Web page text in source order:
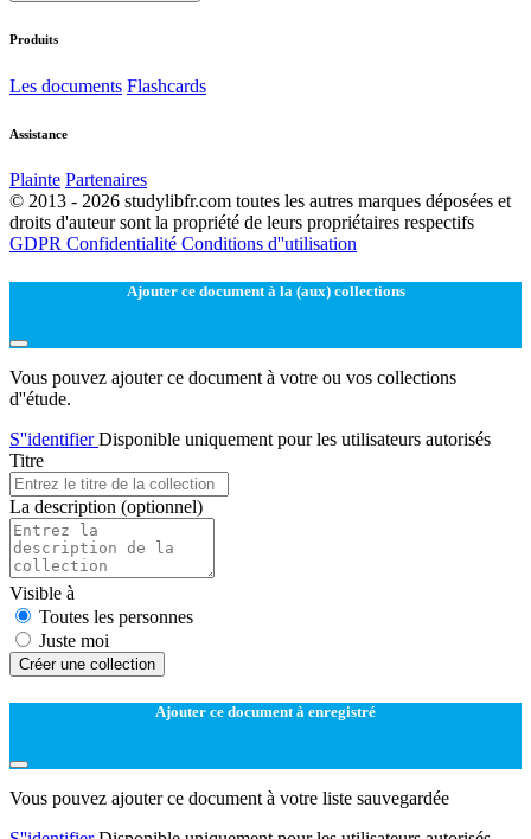
Produits
Les documents Flashcards
Assistance
Plainte Partenaires
© 2013 - 2026 studylibfr.com toutes les autres marques déposées et
droits d'auteur sont la propriété de leurs propriétaires respectifs
GDPR Confidentialité Conditions d''utilisation
Ajouter ce document à la (aux) collections
Vous pouvez ajouter ce document à votre ou vos collections
d''étude.
S''identifierDisponible uniquement pour les utilisateurs autorisés
Titre
La description (optionnel)
Visible à
Toutes les personnes
Juste moi
Créer une collection
Ajouter ce document à enregistré
Vous pouvez ajouter ce document à votre liste sauvegardée